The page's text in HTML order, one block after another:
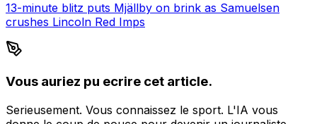
13-minute blitz puts Mjällby on brink as Samuelsen
crushes Lincoln Red Imps
Vous auriez pu ecrire cet article.
Serieusement. Vous connaissez le sport. L'IA vous